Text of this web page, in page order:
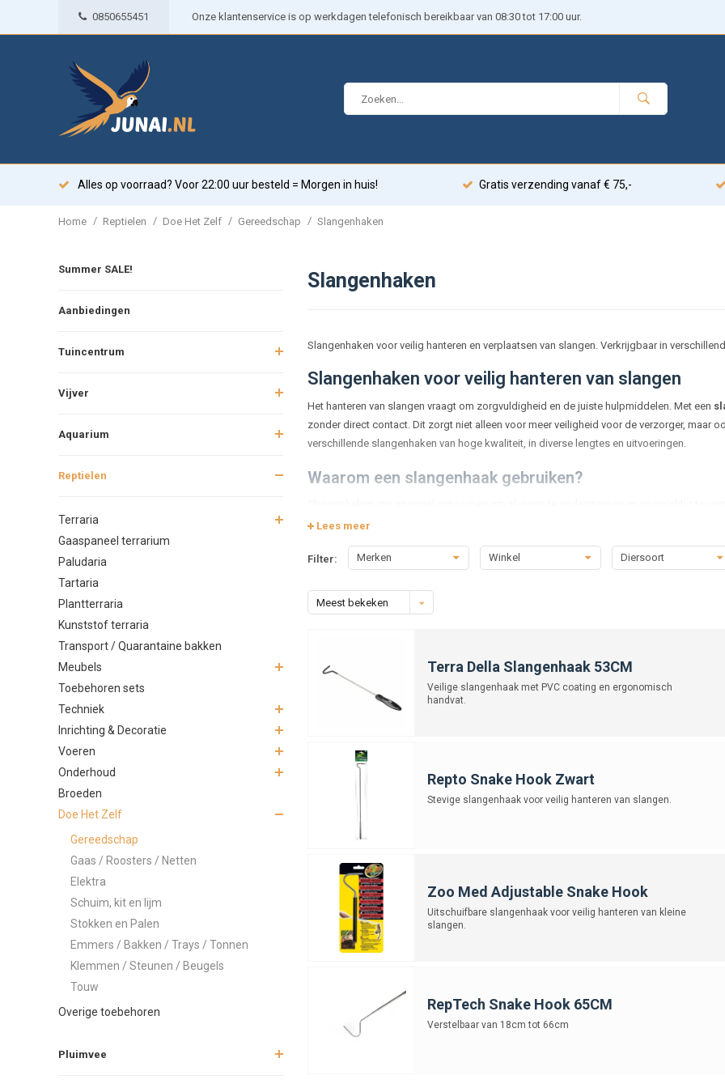
0850655451 Onze klantenservice is op werkdagen telefonisch bereikbaar van 08:30 tot 17:00 uur.
Alles op voorraad? Voor 22:00 uur besteld = Morgen in huis! Gratis verzending vanaf € 75,-
Home / Reptielen / Doe Het Zelf / Gereedschap / Slangenhaken
Summer SALE!
Aanbiedingen
Tuincentrum
Vijver
Aquarium
Reptielen
Terraria
Gaaspaneel terrarium
Paludaria
Tartaria
Plantterraria
Kunststof terraria
Transport / Quarantaine bakken
Meubels
Toebehoren sets
Techniek
Inrichting & Decoratie
Voeren
Onderhoud
Broeden
Doe Het Zelf
Gereedschap
Gaas / Roosters / Netten
Elektra
Schuim, kit en lijm
Stokken en Palen
Emmers / Bakken / Trays / Tonnen
Klemmen / Steunen / Beugels
Touw
Overige toebehoren
Pluimvee
Slangenhaken
Slangenhaken voor veilig hanteren en verplaatsen van slangen. Verkrijgbaar in
Slangenhaken voor veilig hanteren van slangen
Het hanteren van slangen vraagt om zorgvuldigheid en de juiste hulpmiddelen. Met een
zonder direct contact. Dit zorgt niet alleen voor meer veiligheid voor de verzorger, maar
verschillende slangenhaken van hoge kwaliteit, in diverse lengtes en uitvoeringen.
Waarom een slangenhaak gebruiken?
en zijn onmisbaar bij het hanteren van grotere of meer defensieve soorten. Ook voor
Verschillende maten en uitvoeringen
zijn handig in kleinere terraria, terwijl langere haken extra veiligheid bieden bij grotere of
Een goede slangenhaak geeft grip en stabiliteit, zodat je jouw dieren zonder risico kunt
contact en maakt onderhoud aan het terrarium veiliger en eenvoudiger.
Bij Junai.nl bestel je eenvoudig
slangen veilig en gecontroleerd kunt hanteren.
Lees meer
Filter: Merken Winkel Diersoort
Meest bekeken
Terra Della Slangenhaak 53CM
Veilige slangenhaak met PVC coating en ergonomisch
handvat.
Repto Snake Hook Zwart
Stevige slangenhaak voor veilig hanteren van slangen.
Zoo Med Adjustable Snake Hook
Uitschuifbare slangenhaak voor veilig hanteren van kleine
slangen.
RepTech Snake Hook 65CM
Verstelbaar van 18cm tot 66cm